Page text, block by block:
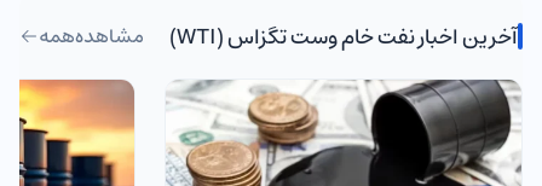
آخرین اخبار نفت خام وست تگزاس (WTI) مشاهدههمه